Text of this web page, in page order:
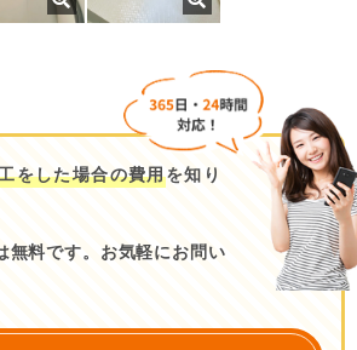
をした場合の費用を知り
無料です。お気軽にお問い